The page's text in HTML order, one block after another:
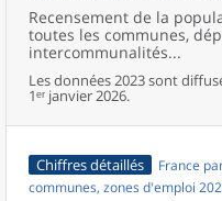
Recensement de la
toutes les communes,
intercommunalités...
Les données 2023 sont
1ᵉʳ janvier 2026.
Chiffres détaillés
France
communes, zones d'emploi